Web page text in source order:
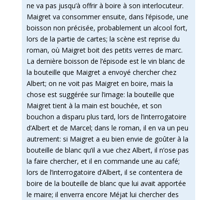
ne va pas jusqu’à offrir à boire à son interlocuteur.
Maigret va consommer ensuite, dans l’épisode, une
boisson non précisée, probablement un alcool fort,
lors de la partie de cartes; la scène est reprise du
roman, où Maigret boit des petits verres de marc.
La dernière boisson de l’épisode est le vin blanc de
la bouteille que Maigret a envoyé chercher chez
Albert; on ne voit pas Maigret en boire, mais la
chose est suggérée sur l’image: la bouteille que
Maigret tient à la main est bouchée, et son
bouchon a disparu plus tard, lors de l’interrogatoire
d’Albert et de Marcel; dans le roman, il en va un peu
autrement: si Maigret a eu bien envie de goûter à la
bouteille de blanc qu’il a vue chez Albert, il n’ose pas
la faire chercher, et il en commande une au café;
lors de l’interrogatoire d’Albert, il se contentera de
boire de la bouteille de blanc que lui avait apportée
le maire; il enverra encore Méjat lui chercher des